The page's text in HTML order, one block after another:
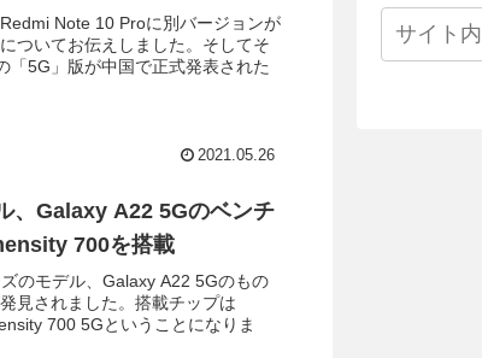
Note 10 Proに別バージョンが
ついてお伝えしました。そしてそ
5G」版が中国で正式発表された
2021.05.26
、Galaxy A22 5Gのベンチ
700を搭載
のモデル、Galaxy A22 5Gのもの
見されました。搭載チップは
700 5Gということになりま